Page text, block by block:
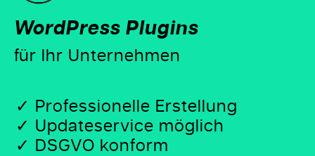
WordPress Plugins
für Ihr Unternehmen
Professionelle Erstellung
Updateservice möglich
DSGVO konform